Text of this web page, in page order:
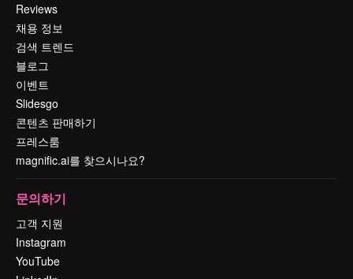
Reviews
채용 정보
검색 트렌드
블로그
이벤트
Slidesgo
콘텐츠 판매하기
프레스룸
magnific.ai를 찾으시나요?
문의하기
고객 지원
Instagram
YouTube